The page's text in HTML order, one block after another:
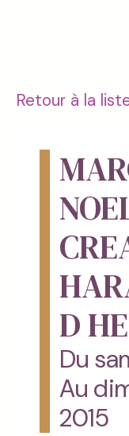
Retour à la
D
Du
Au
2015